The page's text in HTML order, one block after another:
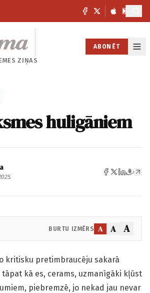
ZIŅAS
ABONĒT
huligāniem
BURTU IZMĒRS A A A
kritisku pretimbraucēju sakarā
kā es, cerams, uzmanīgāki kļūst
piebremzē, jo nekad jau nevar